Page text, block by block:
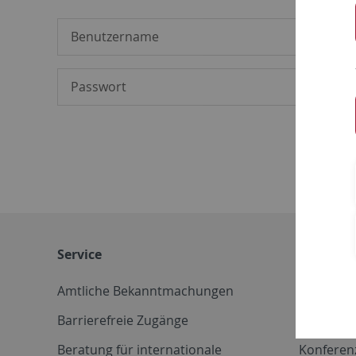
Service
Amtliche Bekanntmachungen
Barrierefreie Zugänge
Beratung für internationale